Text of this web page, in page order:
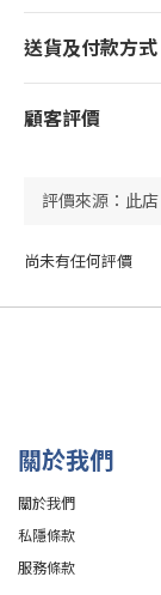
送貨及付款方式
顧客評價
尚未有任何評價
關於我們
關於我們
私隱條款
服務條款